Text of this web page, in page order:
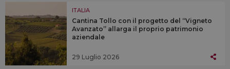
ITALIA
Cantina Tollo con il progetto del “Vigneto
Avanzato” allarga il proprio patrimonio
aziendale
29 Luglio 2026